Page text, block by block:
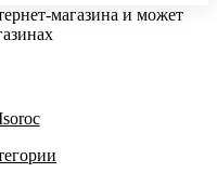
магазина и может